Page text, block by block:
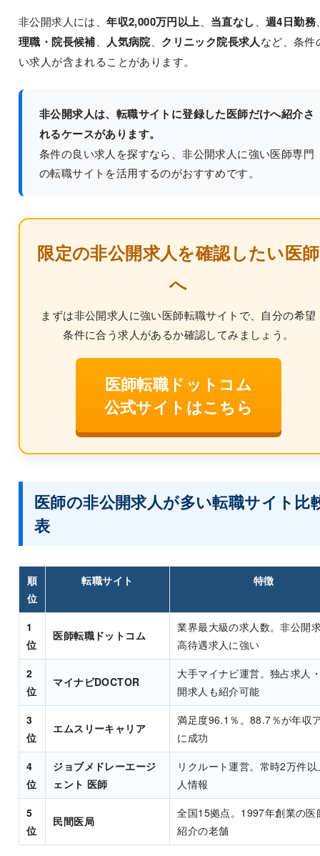
非公開求人には、年収2,000万円以上 当直なし 週4日勤務
理職・院長候補 人気病院、 クリニック院長求人など、条件
い求人が含まれることがあります。
非公開求人は、転職サイトに登録した医師だけへ紹介さ
れるケースがあります。
条件の良い求人を探すなら、非公開求人に強い医師専門
の転職サイトを活用するのがおすすめです。
限定の非公開求人を確認したい医師
へ
まずは非公開求人に強い医師転職サイトで、自分の希望
条件に合う求人があるか確認してみましょう。
医師転職ドットコム
公式サイトはこちら
医師の非公開求人が多い転職サイト比
表
順
位
転職サイト 特徴
1
位
医師転職ドットコム
業界最大級の求人数。非公開
高待遇求人に強い
2
位
マイナビDOCTOR
大手マイナビ運営。独占求人
開求人も紹介可能
3
位
エムスリーキャリア
満足度96.1％。88.7％が年収
に成功
4
位
ジョブメドレーエージ
ェント 医師
リクルート運営。常時2万件
人情報
5
位
民間医局
全国15拠点。1997年創業の医
紹介の老舗